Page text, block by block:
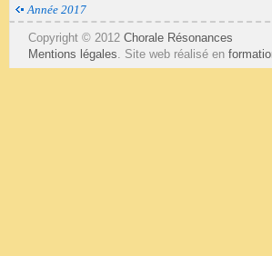
Année 2017
Copyright © 2012 Chorale Résonances
Mentions légales. Site web réalisé en